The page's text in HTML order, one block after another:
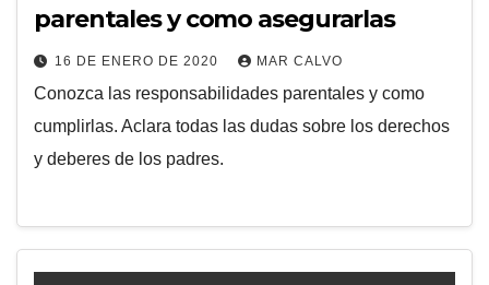
parentales y como asegurarlas
16 DE ENERO DE 2020 MAR CALVO
Conozca las responsabilidades parentales y como
cumplirlas. Aclara todas las dudas sobre los derechos
y deberes de los padres.